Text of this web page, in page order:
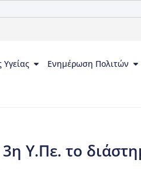
Υγείας Ενημέρωση Πολιτών
Υ.Πε. το